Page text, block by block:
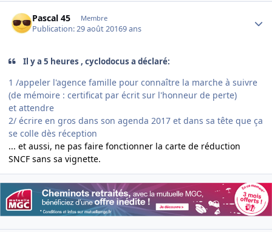
Pascal 45 Membre
Publication:29 août 20169 ans
Il y a 5 heures , cyclodocus a déclaré:
1 /appeler l'agence famille pour connaître la marche à suivre
(de mémoire : certificat par écrit sur l'honneur de perte)
et attendre
2/ écrire en gros dans son agenda 2017 et dans sa tête que ça
se colle dès réception
... et aussi, ne pas faire fonctionner la carte de réduction
SNCF sans sa vignette.